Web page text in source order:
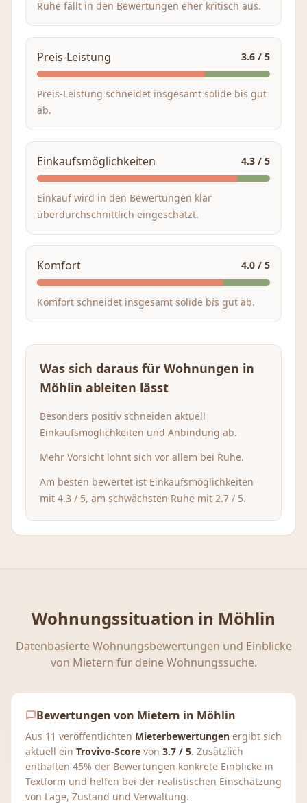
Ruhe fällt in den Bewertungen eher kritisch aus.
Preis-Leistung 3.6 / 5
Preis-Leistung schneidet insgesamt solide bis gut
ab.
Einkaufsmöglichkeiten 4.3 / 5
Einkauf wird in den Bewertungen klar
überdurchschnittlich eingeschätzt.
Komfort 4.0 / 5
Komfort schneidet insgesamt solide bis gut ab.
Was sich daraus für Wohnungen in
Möhlin ableiten lässt
Besonders positiv schneiden aktuell
Einkaufsmöglichkeiten und Anbindung ab.
Mehr Vorsicht lohnt sich vor allem bei Ruhe.
Am besten bewertet ist Einkaufsmöglichkeiten
mit 4.3 / 5, am schwächsten Ruhe mit 2.7 / 5.
Wohnungssituation in Möhlin
Datenbasierte Wohnungsbewertungen und Einblicke
von Mietern für deine Wohnungssuche.
Bewertungen von Mietern in Möhlin
Aus 11 veröffentlichten Mieterbewertungen ergibt sich
aktuell ein Trovivo-Score von 3.7 / 5. Zusätzlich
enthalten 45% der Bewertungen konkrete Einblicke in
Textform und helfen bei der realistischen Einschätzung
von Lage, Zustand und Verwaltung.